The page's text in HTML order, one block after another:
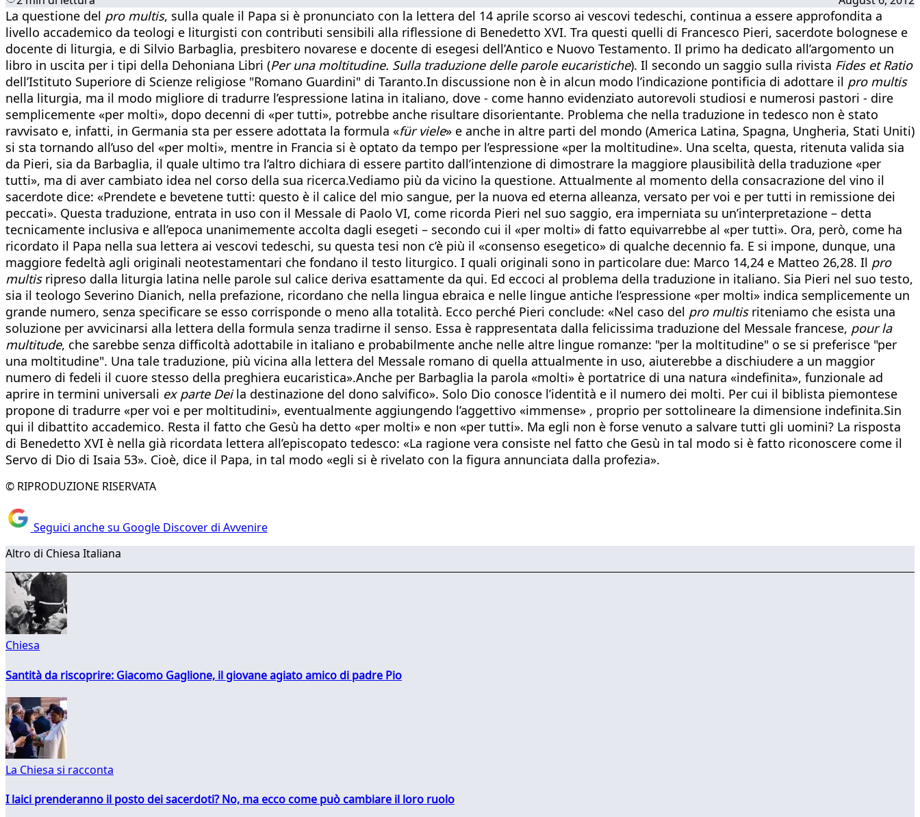
La questione del pro multis, sulla quale il Papa si è pronunciato con la lettera del 14 aprile scorso ai vescovi tedeschi, continua a essere approfondita a
livello accademico da teologi e liturgisti con contributi sensibili alla riflessione di Benedetto XVI. Tra questi quelli di Francesco Pieri, sacerdote bolognese e
docente di liturgia, e di Silvio Barbaglia, presbitero novarese e docente di esegesi dell’Antico e Nuovo Testamento. Il primo ha dedicato all’argomento un
libro in uscita per i tipi della Dehoniana Libri (Per una moltitudine. Sulla traduzione delle parole eucaristiche). Il secondo un saggio sulla rivista Fides et Ratio
dell’Istituto Superiore di Scienze religiose "Romano Guardini" di Taranto.In discussione non è in alcun modo l’indicazione pontificia di adottare il pro multis
nella liturgia, ma il modo migliore di tradurre l’espressione latina in italiano, dove - come hanno evidenziato autorevoli studiosi e numerosi pastori - dire
semplicemente «per molti», dopo decenni di «per tutti», potrebbe anche risultare disorientante. Problema che nella traduzione in tedesco non è stato
ravvisato e, infatti, in Germania sta per essere adottata la formula «für viele» e anche in altre parti del mondo (America Latina, Spagna, Ungheria, Stati Uniti)
si sta tornando all’uso del «per molti», mentre in Francia si è optato da tempo per l’espressione «per la moltitudine». Una scelta, questa, ritenuta valida sia
da Pieri, sia da Barbaglia, il quale ultimo tra l’altro dichiara di essere partito dall’intenzione di dimostrare la maggiore plausibilità della traduzione «per
tutti», ma di aver cambiato idea nel corso della sua ricerca.Vediamo più da vicino la questione. Attualmente al momento della consacrazione del vino il
sacerdote dice: «Prendete e bevetene tutti: questo è il calice del mio sangue, per la nuova ed eterna alleanza, versato per voi e per tutti in remissione dei
peccati». Questa traduzione, entrata in uso con il Messale di Paolo VI, come ricorda Pieri nel suo saggio, era imperniata su un’interpretazione – detta
tecnicamente inclusiva e all’epoca unanimemente accolta dagli esegeti – secondo cui il «per molti» di fatto equivarrebbe al «per tutti». Ora, però, come ha
ricordato il Papa nella sua lettera ai vescovi tedeschi, su questa tesi non c’è più il «consenso esegetico» di qualche decennio fa. E si impone, dunque, una
maggiore fedeltà agli originali neotestamentari che fondano il testo liturgico. I quali originali sono in particolare due: Marco 14,24 e Matteo 26,28. Il pro
multisripreso dalla liturgia latina nelle parole sul calice deriva esattamente da qui. Ed eccoci al problema della traduzione in italiano. Sia Pieri nel suo testo,
sia il teologo Severino Dianich, nella prefazione, ricordano che nella lingua ebraica e nelle lingue antiche l’espressione «per molti» indica semplicemente un
grande numero, senza specificare se esso corrisponde o meno alla totalità. Ecco perché Pieri conclude: «Nel caso del pro multisriteniamo che esista una
soluzione per avvicinarsi alla lettera della formula senza tradirne il senso. Essa è rappresentata dalla felicissima traduzione del Messale francese, pour la
multitude, che sarebbe senza difficoltà adottabile in italiano e probabilmente anche nelle altre lingue romanze: "per la moltitudine" o se si preferisce "per
una moltitudine". Una tale traduzione, più vicina alla lettera del Messale romano di quella attualmente in uso, aiuterebbe a dischiudere a un maggior
numero di fedeli il cuore stesso della preghiera eucaristica».Anche per Barbaglia la parola «molti» è portatrice di una natura «indefinita», funzionale ad
aprire in termini universali ex parte Deila destinazione del dono salvifico». Solo Dio conosce l’identità e il numero dei molti. Per cui il biblista piemontese
propone di tradurre «per voi e per moltitudini», eventualmente aggiungendo l’aggettivo «immense» , proprio per sottolineare la dimensione indefinita.Sin
qui il dibattito accademico. Resta il fatto che Gesù ha detto «per molti» e non «per tutti». Ma egli non è forse venuto a salvare tutti gli uomini? La risposta
di Benedetto XVI è nella già ricordata lettera all’episcopato tedesco: «La ragione vera consiste nel fatto che Gesù in tal modo si è fatto riconoscere come il
Servo di Dio di Isaia 53». Cioè, dice il Papa, in tal modo «egli si è rivelato con la figura annunciata dalla profezia».
© RIPRODUZIONE RISERVATA
Seguici anche su Google Discover di Avvenire
Altro di Chiesa Italiana
Chiesa
Santità da riscoprire: Giacomo Gaglione, il giovane agiato amico di padre Pio
La Chiesa si racconta
I laici prenderanno il posto dei sacerdoti? No, ma ecco come può cambiare il loro ruolo